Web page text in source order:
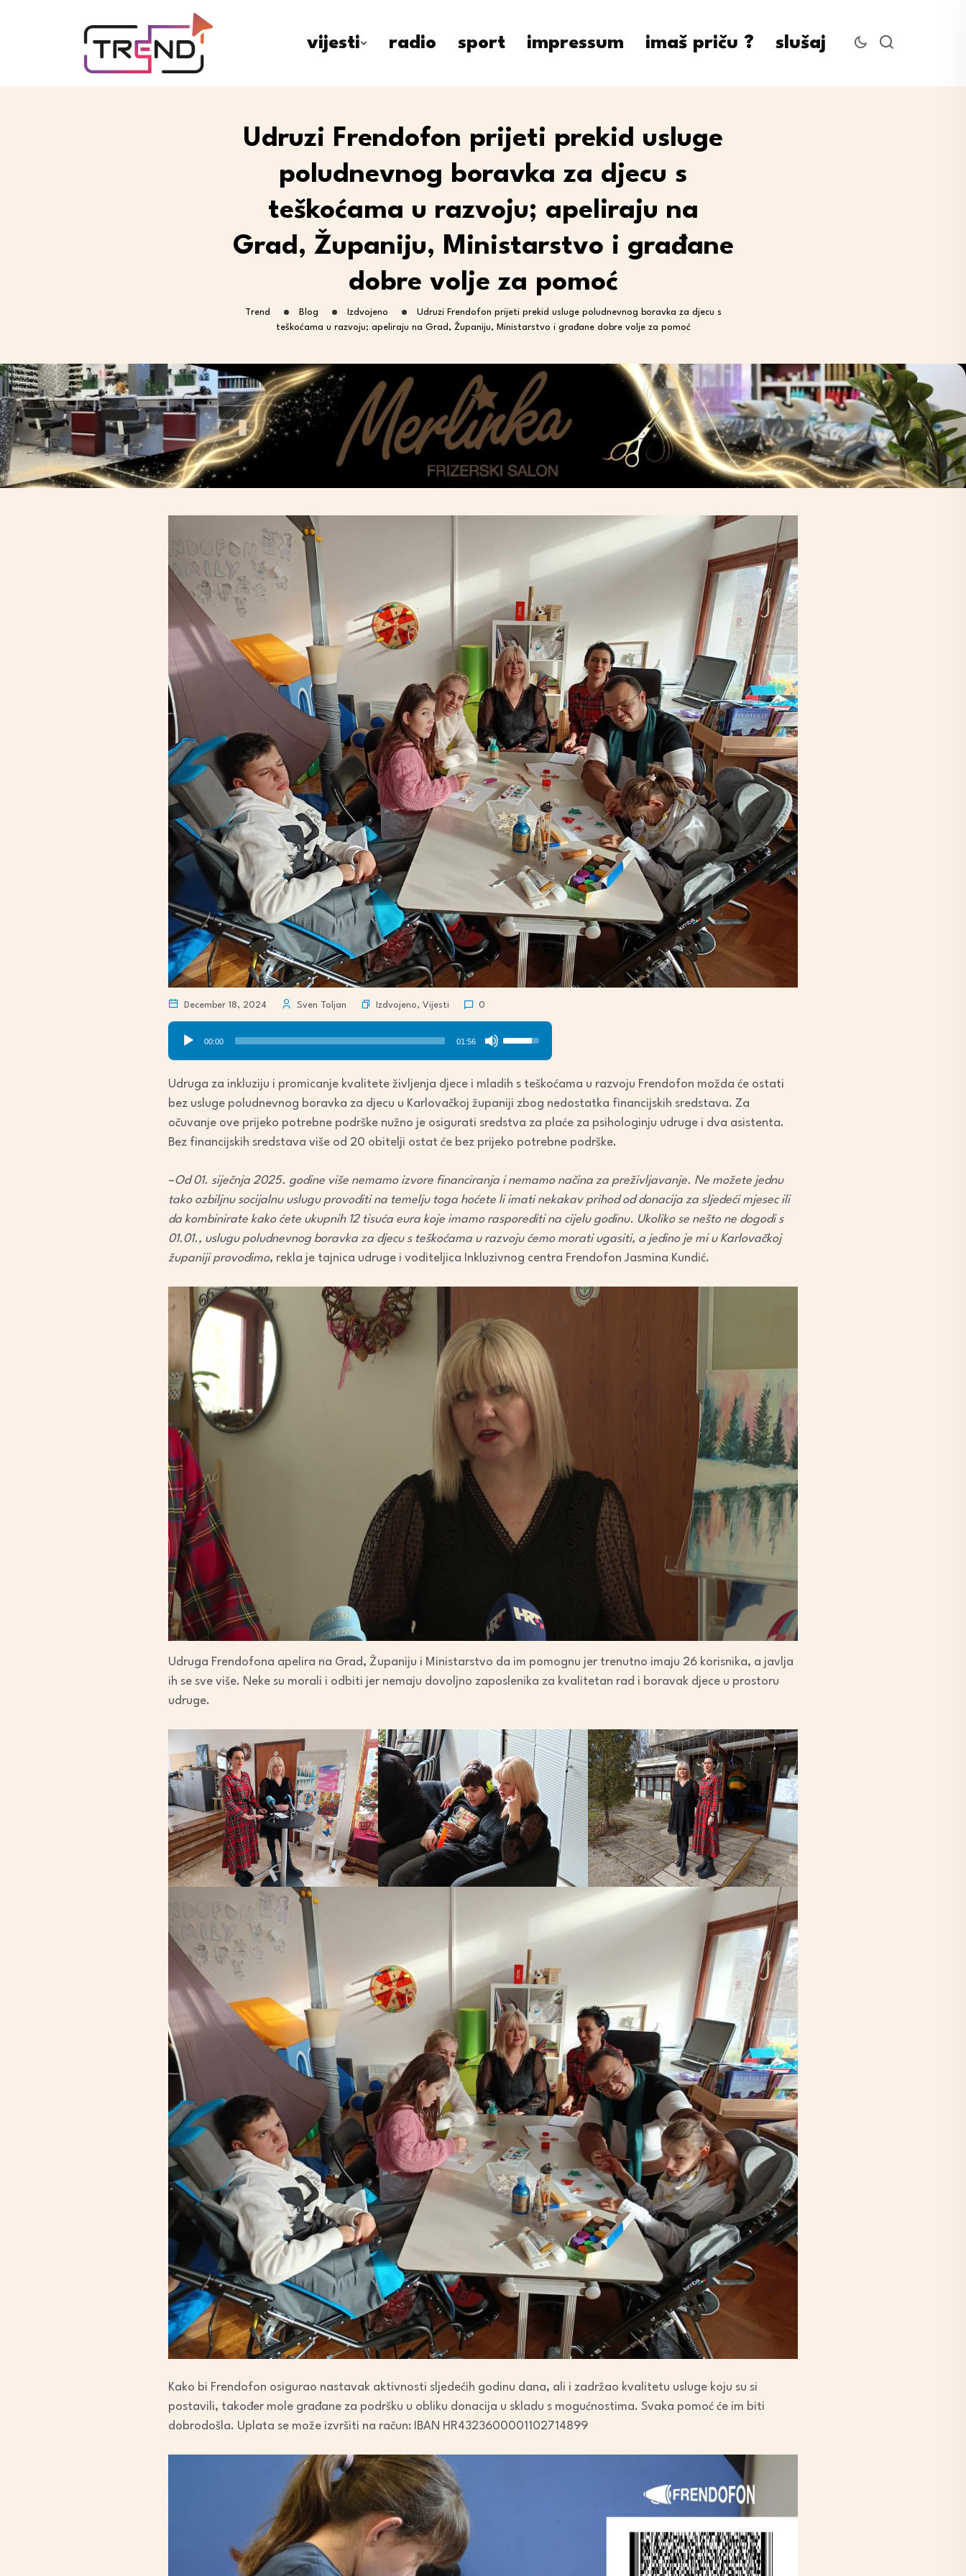
vijesti radio sport impressum imaš priču ? slušaj
Udruzi Frendofon prijeti prekid usluge
poludnevnog boravka za djecu s
teškoćama u razvoju; apeliraju na
Grad, Županiju, Ministarstvo i građane
dobre volje za pomoć
Trend Blog Izdvojeno
Udruzi Frendofon prijeti prekid usluge poludnevnog boravka za djecu s
teškoćama u razvoju; apeliraju na Grad, Županiju, Ministarstvo i građane dobre volje za pomoć
December 18, 2024 Sven Toljan Izdvojeno, Vijesti 0
Audio
Player
00:00 01:56
Use
Up/Down
to
increase
volume.
Udruga za inkluziju i promicanje kvalitete življenja djece i mladih s teškoćama u razvoju Frendofon možda će ostati
bez usluge poludnevnog boravka za djecu u Karlovačkoj županiji zbog nedostatka financijskih sredstava. Za
očuvanje ove prijeko potrebne podrške nužno je osigurati sredstva za plaće za psihologinju udruge i dva asistenta.
Bez financijskih sredstava više od 20 obitelji ostat će bez prijeko potrebne podrške.
–Od 01. siječnja 2025. godine više nemamo izvore financiranja i nemamo načina za preživljavanje. Ne možete jednu
tako ozbiljnu socijalnu uslugu provoditi na temelju toga hoćete li imati nekakav prihod od donacija za sljedeći mjesec ili
da kombinirate kako ćete ukupnih 12 tisuća eura koje imamo rasporediti na cijelu godinu. Ukoliko se nešto ne dogodi s
01.01., uslugu poludnevnog boravka za djecu s teškoćama u razvoju ćemo morati ugasiti, a jedino je mi u Karlovačkoj
županiji provodimo, rekla je tajnica udruge i voditeljica Inkluzivnog centra Frendofon Jasmina Kundić.
Udruga Frendofona apelira na Grad, Županiju i Ministarstvo da im pomognu jer trenutno imaju 26 korisnika, a javlja
ih se sve više. Neke su morali i odbiti jer nemaju dovoljno zaposlenika za kvalitetan rad i boravak djece u prostoru
udruge.
Kako bi Frendofon osigurao nastavak aktivnosti sljedećih godinu dana, ali i zadržao kvalitetu usluge koju su si
postavili, također mole građane za podršku u obliku donacija u skladu s mogućnostima. Svaka pomoć će im biti
dobrodošla. Uplata se može izvršiti na račun: IBAN HR4323600001102714899